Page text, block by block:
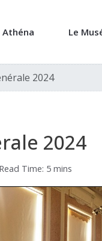
Athéna Le
2024
2024
Read Time: 5 mins